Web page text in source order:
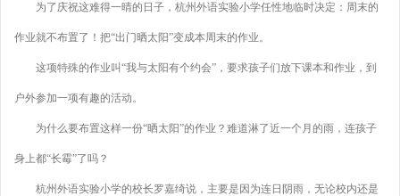
为了庆祝这难得一晴的日子，杭州外语实验小学任性地临时决定：周末的
作业就不布置了！把“出门晒太阳”变成本周末的作业。
这项特殊的作业叫“我与太阳有个约会”，要求孩子们放下课本和作业，到
户外参加一项有趣的活动。
为什么要布置这样一份“晒太阳”的作业？难道淋了近一个月的雨，连孩子
身上都“长霉”了吗？
杭州外语实验小学的校长罗嘉绮说，主要是因为连日阴雨，无论校内还是